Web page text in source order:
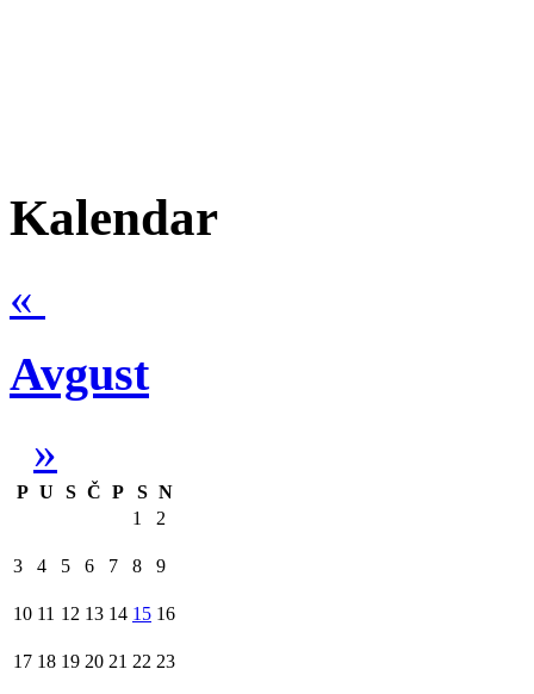
Kalendar
«
Avgust
»
P U S Č P S N
1
2
3 4 5 6 7 8 9
10 11 12 13 14 15 16
17 18 19 20 21 22 23